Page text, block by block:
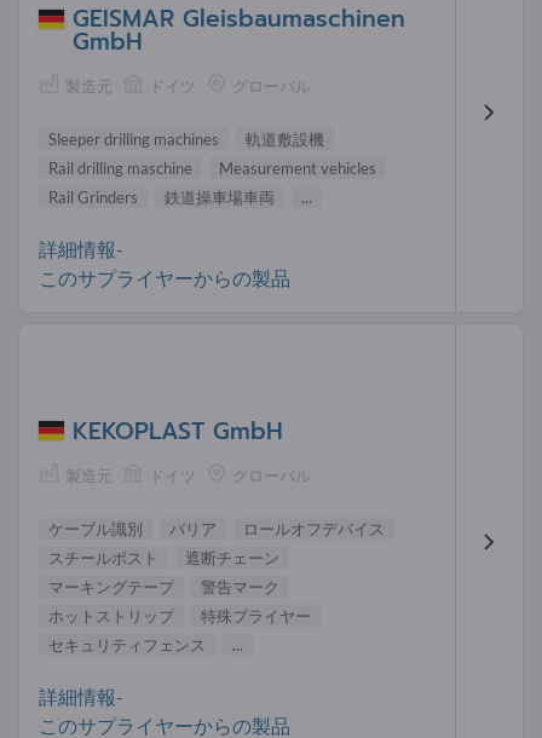
GEISMAR Gleisbaumaschinen
GmbH
製造元 ドイツ グローバル
Sleeper drilling machines
軌道敷設機
Rail drilling maschine
Measurement vehicles
Rail Grinders
鉄道操車場車両 ...
詳細情報-
このサプライヤーからの製品
KEKOPLAST GmbH
製造元 ドイツ グローバル
ケーブル識別 バリア
ロールオフデバイス
スチールポスト
遮断チェーン
マーキングテープ
警告マーク
ホットストリップ
特殊プライヤー
セキュリティフェンス
...
詳細情報-
このサプライヤーからの製品